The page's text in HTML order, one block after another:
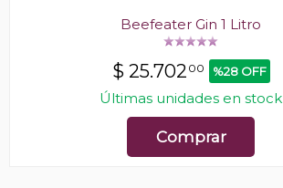
Beefeater Gin 1 Litro
$ 25.702 00 %28 OFF
Últimas unidades en stock
Comprar